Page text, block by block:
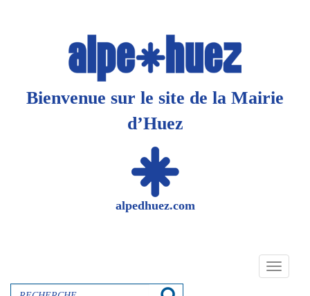
Bienvenue sur le site de la Mairie
d’Huez
alpedhuez.com
Toggle